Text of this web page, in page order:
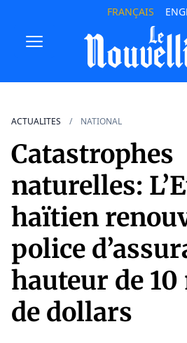
FRANÇAIS
ACTUALITES NATIONAL
Catastrophes
naturelles:
haïtien
police
hauteur de
de dollars